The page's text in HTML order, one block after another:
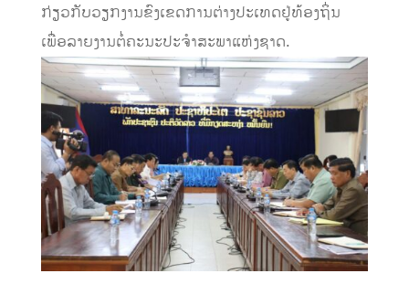
ກ່ຽວກັບວຽກງານຂົງເຂດການຕ່າງປະເທດຢູ່ທ້ອງຖິ່ນ
ເພື່ອລາຍງານຕໍ່ຄະນະປະຈໍາສະພາແຫ່ງຊາດ.